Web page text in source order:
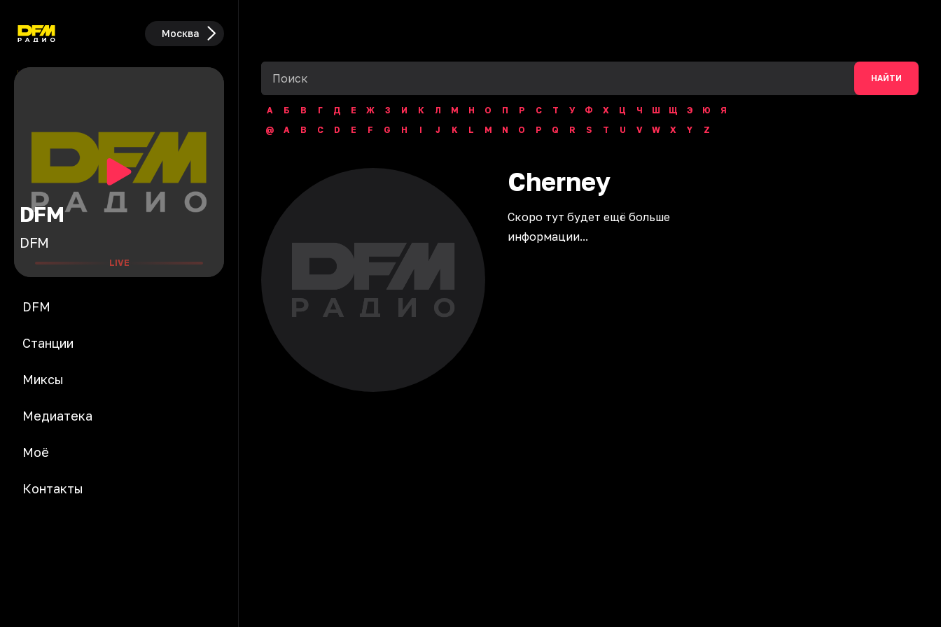
Москва
DFM
DFM
LIVE
DFM
Станции
Миксы
Медиатека
Моё
Контакты
НАЙТИ
А Б В Г Д Е Ж З И К Л М Н О П Р С Т У Ф Х Ц Ч Ш Щ Э Ю
Я
@
A B C D E F G H I J K L M N O P Q R S T U V W X Y Z
Cherney
Скоро тут будет ещё больше
информации...